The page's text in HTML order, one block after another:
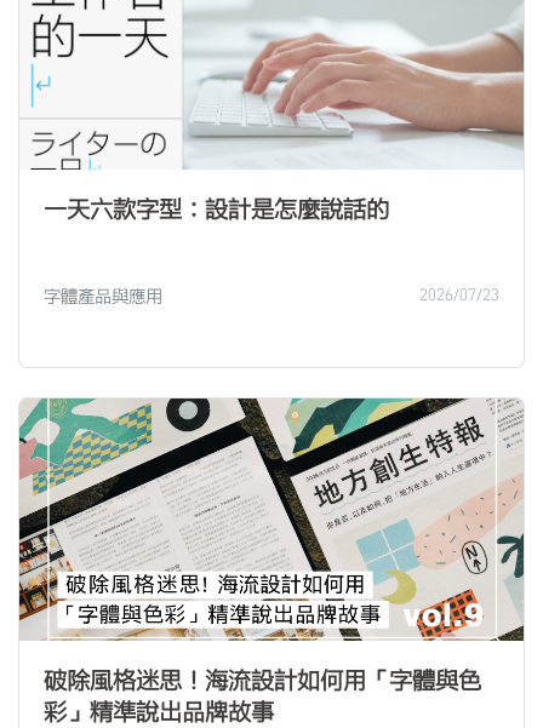
一天六款字型：設計是怎麼說話的
字體產品與應用 2026/07/23
破除風格迷思！海流設計如何用「字體與色
彩」精準說出品牌故事